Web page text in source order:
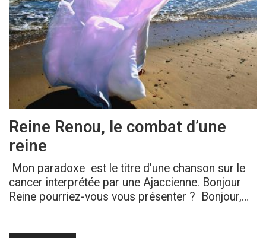
Reine Renou, le combat d’une
reine
Mon paradoxe est le titre d’une chanson sur le
cancer interprétée par une Ajaccienne. Bonjour
Reine pourriez-vous vous présenter ? Bonjour,…